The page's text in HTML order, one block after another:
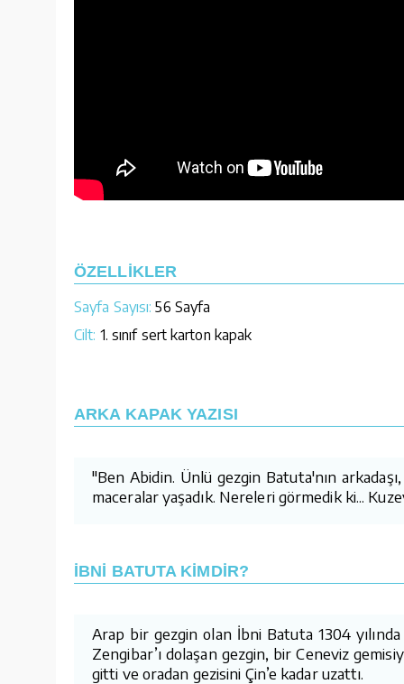
ÖZELLİKLER
Sayfa Sayısı: 56 Sayfa
Cilt: 1. sınıf sert karton kapak
ARKA KAPAK YAZISI
"Ben Abidin. Ünlü gezgin Batuta'nın
maceralar yaşadık. Nereleri görmedik ki...
İBNİ BATUTA KİMDİR?
Arap bir gezgin olan İbni Batuta 1304
Zengibar’ı dolaşan gezgin, bir Ceneviz
gitti ve oradan gezisini Çin’e kadar uzattı.